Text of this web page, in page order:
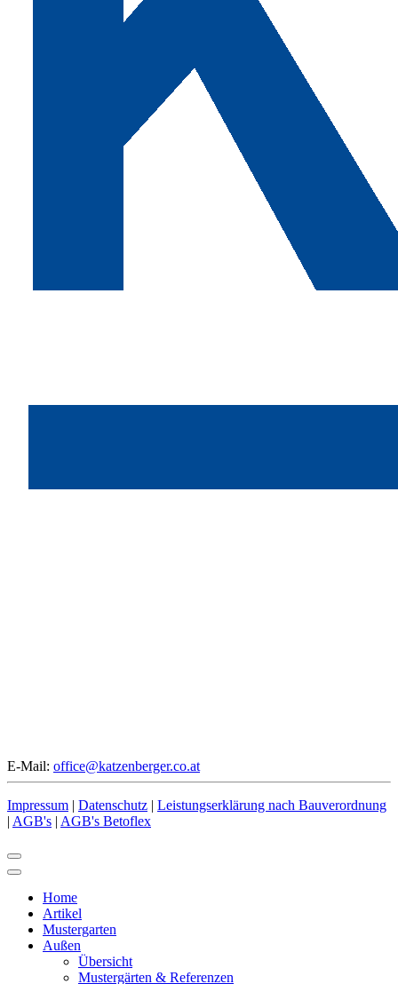
E-Mail: office@katzenberger.co.at
Impressum | Datenschutz | Leistungserklärung nach Bauverordnung
| AGB's | AGB's Betoflex
Home
Artikel
Mustergarten
Außen
Übersicht
Mustergärten & Referenzen